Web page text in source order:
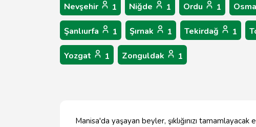
Nevşehir 1 Niğde 1 Ordu 1
Şanlıurfa 1 Şırnak 1 Tekirdağ 1
Yozgat 1 Zonguldak 1
Manisa'da yaşayan beyler, şıklığınızı